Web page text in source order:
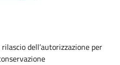
dell’autorizzazione per